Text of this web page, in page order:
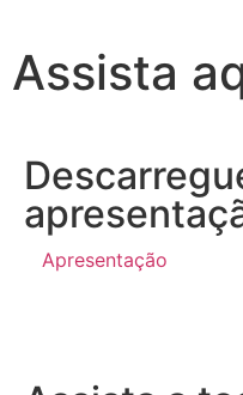
Assista
Apresentação